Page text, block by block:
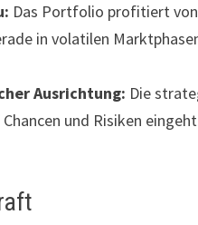
Das Portfolio profitiert
in volatilen
Ausrichtung: Die
und Risiken